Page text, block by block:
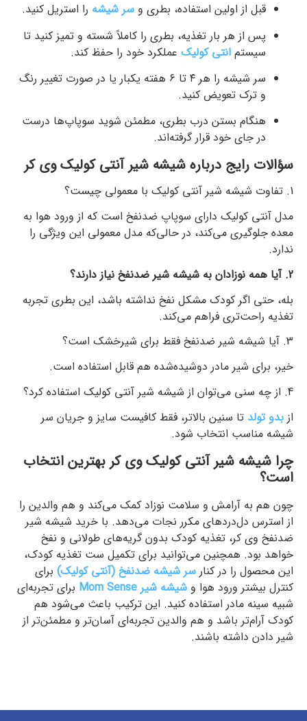
قبل از اولین استفاده، بطری و سر شیشه را استریل کنید.
پس از هر بار تغذیه، بطری را کاملاً شسته و تمیز کنید تا
سیستم انتی کولیک عملکرد خود را حفظ کند.
سر شیشه را هر ۴ تا ۶ هفته یکبار یا در صورت تغییر رنگ
و ترک تعویض کنید.
هنگام بستن درب بطری، مطمئن شوید سوپاپ‌ها درست
در جای خود قرار گرفته‌اند.
سؤالات رایج درباره شیشه شیر آنتی کولیک وی کر
1. تفاوت شیشه شیر آنتی کولیک با معمولی چیست؟
مدل آنتی کولیک دارای سوپاپ ضدنفخ است که از ورود هوا به
معده جلوگیری می‌کند، در حالی‌که مدل معمولی این ویژگی را
ندارد.
2. آیا همه نوزادان به شیشه شیر ضدنفخ نیاز دارند؟
بله، حتی اگر کودک مشکل نفخ نداشته باشد، این بطری تجربه
تغذیه راحت‌تری فراهم می‌کند.
3. آیا شیشه شیر ضدنفخ فقط برای شیرخشک است؟
خیر، برای شیر مادر دوشیده‌شده هم قابل استفاده است.
4. از چه سنی می‌توان از شیشه شیر آنتی کولیک استفاده کرد؟
از بدو تولد تا سنین بالاتر، فقط کافیست سایز و جریان سر
شیشه مناسب انتخاب شود.
چرا شیشه شیر آنتی کولیک وی کر بهترین انتخاب
است؟
چون هم به آرامش و سلامت نوزاد کمک می‌کند و هم والدین را
از استرس دل‌دردهای مکرر نجات می‌دهد. با خرید شیشه شیر
ضدنفخ وی کر، تغذیه کودک بدون گریه‌های طولانی و نفخ
خواهد بود. همچنین می‌توانید برای تکمیل ست تغذیه کودک،
این محصول را در کنار سر شیشه ضدنفخ (آنتی کولیک) برای
کنترل بیشتر ورود هوا و شیشه شیر Mom Sense
برای تجربه‌ای
شبیه سینه مادر استفاده کنید. این ترکیب باعث می‌شود هم
کودک آرام‌تر باشد و هم والدین تجربه‌ای آسان‌تر و مطمئن‌تر از
شیر دادن داشته باشند.